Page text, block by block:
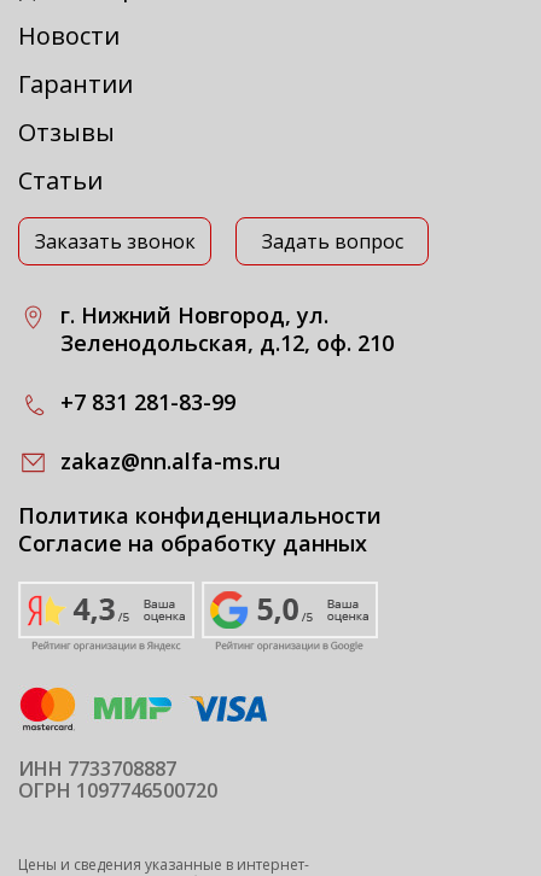
Новости
Гарантии
Отзывы
Статьи
Заказать звонок Задать вопрос
г. Нижний Новгород, ул.
Зеленодольская, д.12, оф. 210
+7 831 281-83-99
zakaz@nn.alfa-ms.ru
Политика конфиденциальности
Согласие на обработку данных
ИНН 7733708887
ОГРН 1097746500720
Цены и сведения указанные в интернет-